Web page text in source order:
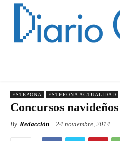
ESTEPONA ESTEPONA ACTUALIDAD
Concursos
By Redacción 24 noviembre, 2014